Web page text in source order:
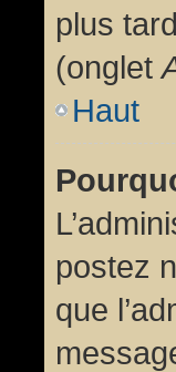
plus
(onglet
Haut
postez
que